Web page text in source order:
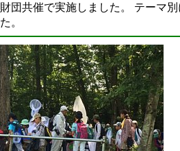
財団共催で実施しました。 テーマ
た。